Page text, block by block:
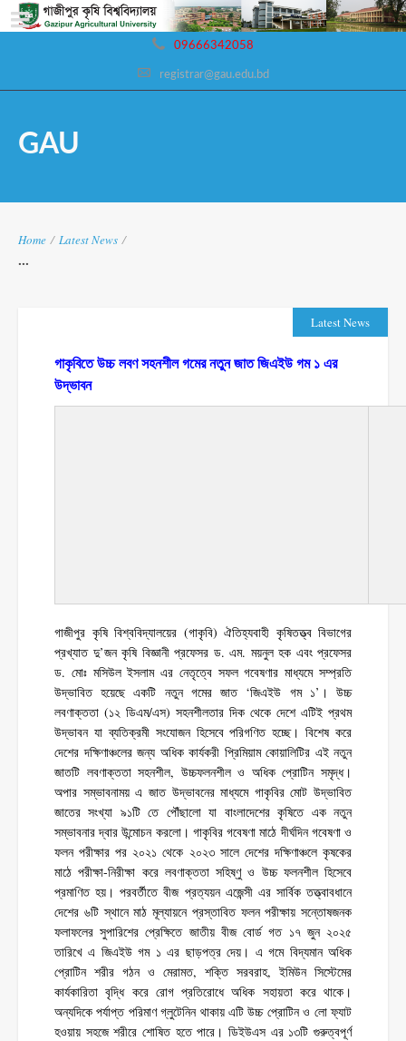
09666342058
registrar@gau.edu.bd
GAU
Home / Latest News /
...
Latest News
গাকৃবিতে উচ্চ লবণ সহনশীল গমের নতুন জাত জিএইউ গম ১ এর
উদ্ভাবন
গাজীপুর কৃষি বিশ্ববিদ্যালয়ের (গাকৃবি) ঐতিহ্যবাহী কৃষিতত্ত্ব বিভাগের
প্রখ্যাত দু’জন কৃষি বিজ্ঞানী প্রফেসর ড. এম. ময়নুল হক এবং প্রফেসর
ড. মোঃ মসিউল ইসলাম এর নেতৃত্বে সফল গবেষণার মাধ্যমে সম্প্রতি
উদ্ভাবিত হয়েছে একটি নতুন গমের জাত ‘জিএইউ গম ১’। উচ্চ
লবণাক্ততা (১২ ডিএম/এস) সহনশীলতার দিক থেকে দেশে এটিই প্রথম
উদ্ভাবন যা ব্যতিক্রমী সংযোজন হিসেবে পরিগণিত হচ্ছে। বিশেষ করে
দেশের দক্ষিণাঞ্চলের জন্য অধিক কার্যকরী প্রিমিয়াম কোয়ালিটির এই নতুন
জাতটি লবণাক্ততা সহনশীল, উচ্চফলনশীল ও অধিক প্রোটিন সমৃদ্ধ।
অপার সম্ভাবনাময় এ জাত উদ্ভাবনের মাধ্যমে গাকৃবির মোট উদ্ভাবিত
জাতের সংখ্যা ৯১টি তে পৌঁছালো যা বাংলাদেশের কৃষিতে এক নতুন
সম্ভাবনার দ্বার উন্মোচন করলো। গাকৃবির গবেষণা মাঠে দীর্ঘদিন গবেষণা ও
ফলন পরীক্ষার পর ২০২১ থেকে ২০২৩ সালে দেশের দক্ষিণাঞ্চলে কৃষকের
মাঠে পরীক্ষা-নিরীক্ষা করে লবণাক্ততা সহিষ্ণু ও উচ্চ ফলনশীল হিসেবে
প্রমাণিত হয়। পরবর্তীতে বীজ প্রত্যয়ন এজেন্সী এর সার্বিক তত্ত্বাবধানে
দেশের ৬টি স্থানে মাঠ মূল্যায়নে প্রস্তাবিত ফলন পরীক্ষায় সন্তোষজনক
ফলাফলের সুপারিশের প্রেক্ষিতে জাতীয় বীজ বোর্ড গত ১৭ জুন ২০২৫
তারিখে এ জিএইউ গম ১ এর ছাড়পত্র দেয়। এ গমে বিদ্যমান অধিক
প্রোটিন শরীর গঠন ও মেরামত, শক্তি সরবরাহ, ইমিউন সিস্টেমের
কার্যকারিতা বৃদ্ধি করে রোগ প্রতিরোধে অধিক সহায়তা করে থাকে।
অন্যদিকে পর্যাপ্ত পরিমাণ গ্লুটেনিন থাকায় এটি উচ্চ প্রোটিন ও লো ফ্যাট
হওয়ায় সহজে শরীরে শোষিত হতে পারে। ডিইউএস এর ১৩টি গুরুত্বপূর্ণ